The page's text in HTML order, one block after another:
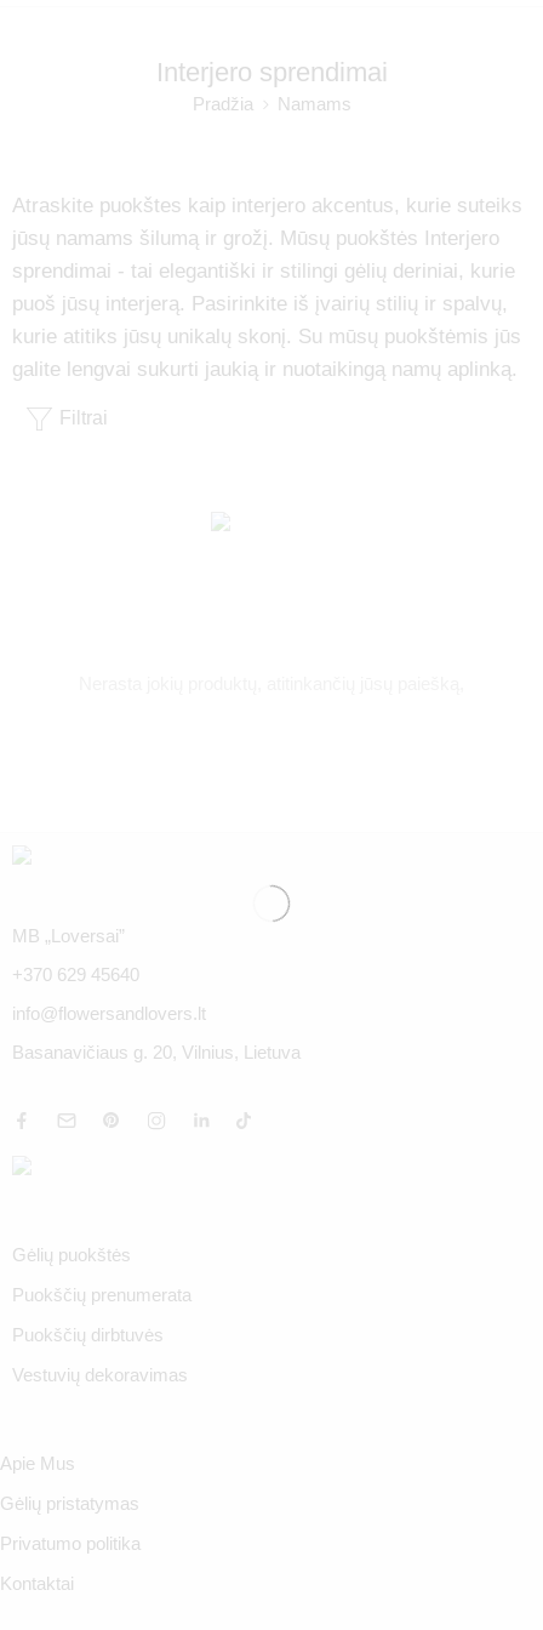
Interjero sprendimai
Pradžia Namams
Atraskite puokštes kaip interjero akcentus, kurie suteiks
jūsų namams šilumą ir grožį. Mūsų puokštės Interjero
sprendimai - tai elegantiški ir stilingi gėlių deriniai, kurie
puoš jūsų interjerą. Pasirinkite iš įvairių stilių ir spalvų,
kurie atitiks jūsų unikalų skonį. Su mūsų puokštėmis jūs
galite lengvai sukurti jaukią ir nuotaikingą namų aplinką.
Filtrai
MB „Loversai”
+370 629 45640
info@flowersandlovers.lt
Basanavičiaus g. 20, Vilnius, Lietuva
Gėlių puokštės
Puokščių prenumerata
Puokščių dirbtuvės
Vestuvių dekoravimas
Apie Mus
Gėlių pristatymas
Privatumo politika
Kontaktai